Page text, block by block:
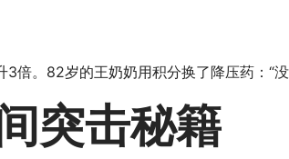
。82岁的王奶奶用积分换了降压药：“没
突击秘籍